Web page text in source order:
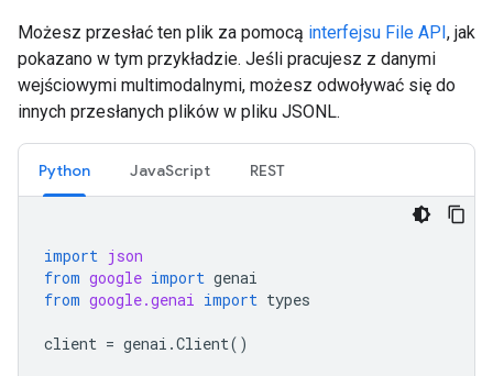
Możesz przesłać ten plik za pomocą interfejsu File API, jak
pokazano w tym przykładzie. Jeśli pracujesz z danymi
wejściowymi multimodalnymi, możesz odwoływać się do
innych przesłanych plików w pliku JSONL.
Python JavaScript REST
import json
from google import genai
from google.genai import types
client = genai .Client()